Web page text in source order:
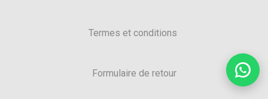
Termes et conditions
Formulaire de retour